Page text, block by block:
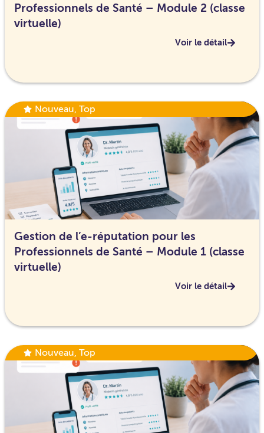
Professionnels de Santé – Module 2 (classe
virtuelle)
Voir le détail
Nouveau, Top
Gestion de l’e-réputation pour les
Professionnels de Santé – Module 1 (classe
virtuelle)
Voir le détail
Nouveau, Top